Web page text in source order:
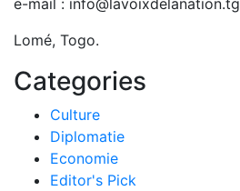
e-mail : info@lavoixdelanation.tg
Lomé, Togo.
Categories
Culture
Diplomatie
Economie
Editor's Pick